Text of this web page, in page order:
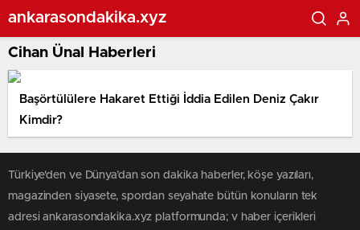
ankarasondakika.xyz
Cihan Ünal Haberleri
Başörtülülere Hakaret Ettiği İddia Edilen Deniz Çakır
Kimdir?
Türkiye'den ve Dünya’dan son dakika haberler, köşe yazıları,
magazinden siyasete, spordan seyahate bütün konuların tek
adresi ankarasondakika.xyz platformunda; v haber içerikleri